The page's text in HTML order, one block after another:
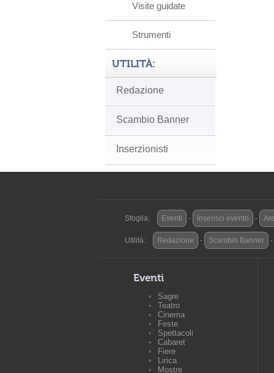
Visite guidate
Strumenti
UTILITÀ:
Redazione
Scambio Banner
Inserzionisti
Sfoglia: Eventi - Inserisci evento -
Utilità: Redazione - Scambio Banner -
Eventi
Sagre
Teatro
Cinema
Feste
Spettacoli
Cabaret
Fiere
Lirica
Mostre